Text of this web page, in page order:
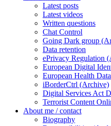
Latest posts
Latest videos
Written questions
Chat Control
Going Dark group
Data retention
ePrivacy Regulation
European Digital
European Health
iBorderCtrl (Archive)
Digital Services Act
Terrorist Content
About me / contact
Biography